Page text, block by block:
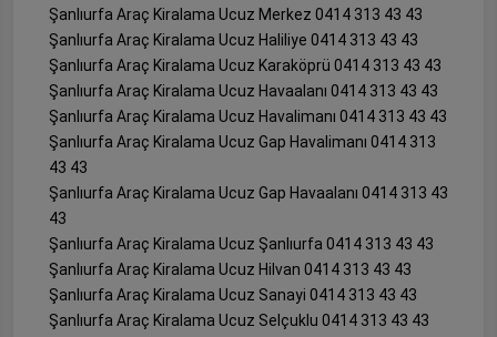
Şanlıurfa Araç Kiralama Ucuz Merkez 0414 313 43 43
Şanlıurfa Araç Kiralama Ucuz Haliliye 0414 313 43 43
Şanlıurfa Araç Kiralama Ucuz Karaköprü 0414 313 43 43
Şanlıurfa Araç Kiralama Ucuz Havaalanı 0414 313 43 43
Şanlıurfa Araç Kiralama Ucuz Havalimanı 0414 313 43 43
Şanlıurfa Araç Kiralama Ucuz Gap Havalimanı 0414 313
43 43
Şanlıurfa Araç Kiralama Ucuz Gap Havaalanı 0414 313 43
43
Şanlıurfa Araç Kiralama Ucuz Şanlıurfa 0414 313 43 43
Şanlıurfa Araç Kiralama Ucuz Hilvan 0414 313 43 43
Şanlıurfa Araç Kiralama Ucuz Sanayi 0414 313 43 43
Şanlıurfa Araç Kiralama Ucuz Selçuklu 0414 313 43 43